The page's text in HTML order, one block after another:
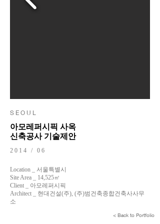
S E O U L
아모레퍼시픽 사옥
신축공사 기술제안
2014 / 06
Location _ 서울특별시
Site Area _ 14,525㎡
Client _ 아모레퍼시픽
Architect _ 현대건설(주), (주)범건축종합건축사사무
소
< Back to Portfolio